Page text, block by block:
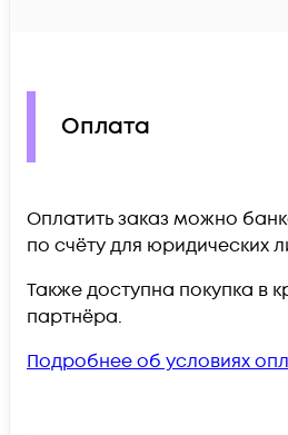
Оплата
Оплатить заказ можно
по счёту для юридических
Также доступна покупка в
партнёра.
Подробнее об условиях